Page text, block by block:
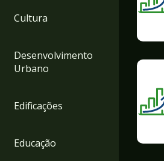
Cultura
Desenvolvimento
Urbano
Edificações
Educação